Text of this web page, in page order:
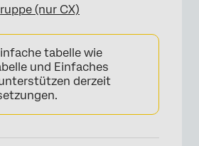
(nur CX)
tabelle wie
und Einfaches
derzeit